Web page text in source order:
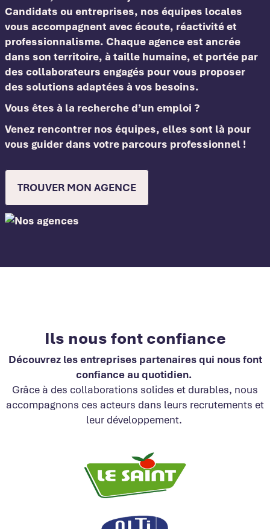
Candidats ou entreprises, nos équipes locales
vous accompagnent avec écoute, réactivité et
professionnalisme. Chaque agence est ancrée
dans son territoire, à taille humaine, et portée par
des collaborateurs engagés pour vous proposer
des solutions adaptées à vos besoins.
Vous êtes à la recherche d’un emploi ?
Venez rencontrer nos équipes, elles sont là pour
vous guider dans votre parcours professionnel !
TROUVER MON AGENCE
Ils nous font confiance
Découvrez les entreprises partenaires qui nous font
confianceau quotidien.
Grâce à des collaborations solides et durables, nous
accompagnons ces acteurs dans leurs recrutements et
leur développement.